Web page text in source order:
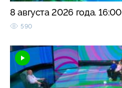
8 августа 2026 года. 16:00
590